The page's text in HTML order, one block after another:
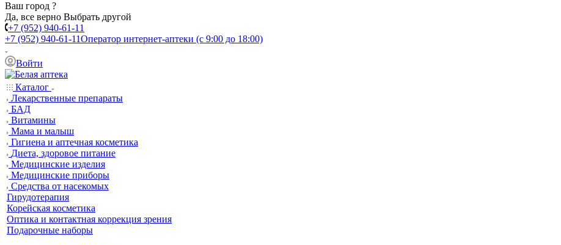
Ваш город ?
Да, все верно Выбрать другой
+7 (952) 940-61-11
+7 (952) 940-61-11Оператор интернет-аптеки (с 9:00 до 18:00)
Войти
Каталог
Лекарственные препараты
БАД
Витамины
Мама и малыш
Гигиена и аптечная косметика
Диета, здоровое питание
Медицинские изделия
Медицинские приборы
Средства от насекомых
Гирудотерапия
Корейская косметика
Оптика и контактная коррекция зрения
Подарочные наборы